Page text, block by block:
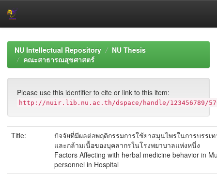
navigationNU Intellectual Repository
NU Thesis
คณะสาธารณสุขศาสตร์
Please use this identifier to cite or link to this item:
http://nuir.lib.nu.ac.th/dspace/handle/123456789/
Title:
ปัจจัยที่มีผลต่อพฤติกรรมการใช้ยาสมุนไพรในการบรรเ
และกล้ามเนื้อของบุคลากรในโรงพยาบาลแห่งหนึ่ง
Factors Affecting with herbal medicine behavior in
personnel in Hospital